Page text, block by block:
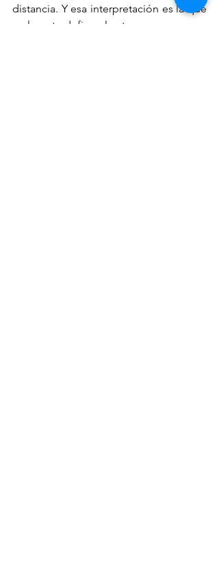
distancia. Y esa interpretación es la que
realmente define el voto.